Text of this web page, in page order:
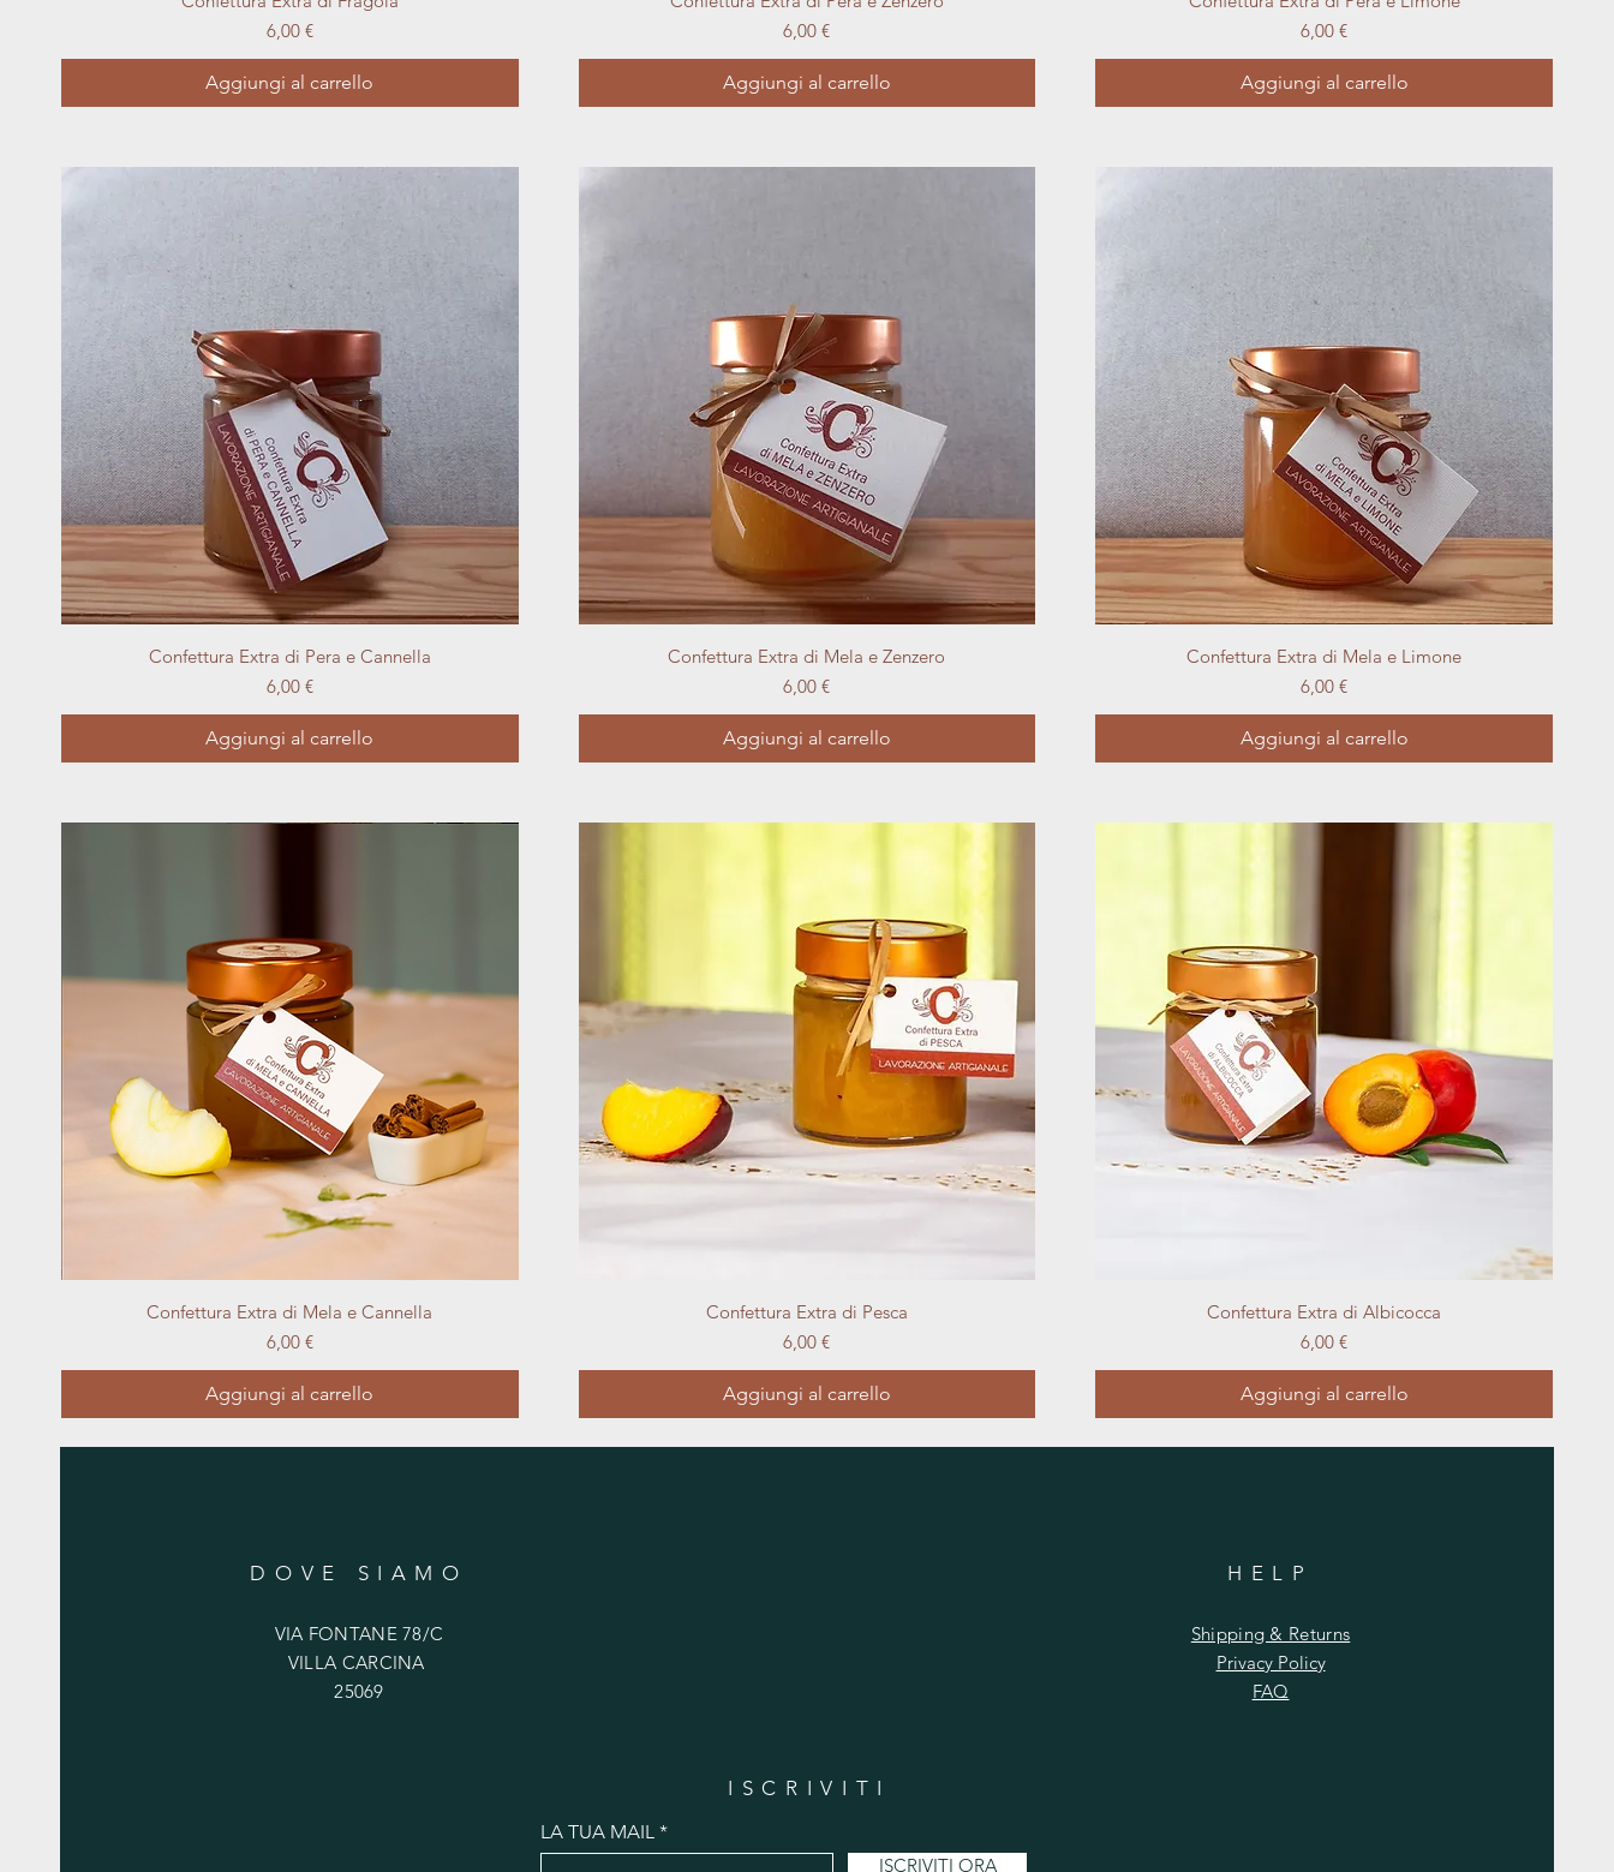
Prezzo
6,00 €
Aggiungi al carrello
Prezzo
6,00 €
Aggiungi al carrello
Prezzo
6,00 €
Aggiungi al carrello
Vista rapida
Confettura Extra di Pera e Cannella
Prezzo
6,00 €
Aggiungi al carrello
Vista rapida
Confettura Extra di Mela e Zenzero
Prezzo
6,00 €
Aggiungi al carrello
Vista rapida
Confettura Extra di Mela e Limone
Prezzo
6,00 €
Aggiungi al carrello
Vista rapida
Confettura Extra di Mela e Cannella
Prezzo
6,00 €
Aggiungi al carrello
Vista rapida
Confettura Extra di Pesca
Prezzo
6,00 €
Aggiungi al carrello
Vista rapida
Confettura Extra di Albicocca
Prezzo
6,00 €
Aggiungi al carrello
DOVE SIAMO
VIA FONTANE 78/C
VILLA CARCINA
25069
HELP
Shipping & Returns
Privacy Policy
FAQ
ISCRIVITI
LA TUA MAIL
ISCRIVITI ORA